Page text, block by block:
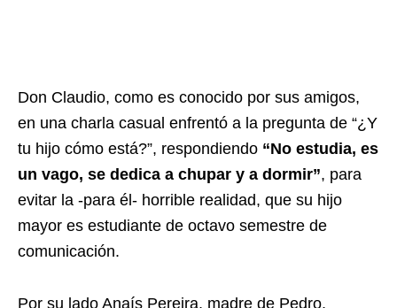
Don Claudio, como es conocido por sus amigos,
en una charla casual enfrentó a la pregunta de “¿Y
tu hijo cómo está?”, respondiendo “No estudia, es
un vago, se dedica a chupar y a dormir”, para
evitar la -para él- horrible realidad, que su hijo
mayor es estudiante de octavo semestre de
comunicación.
Por su lado Anaís Pereira, madre de Pedro,